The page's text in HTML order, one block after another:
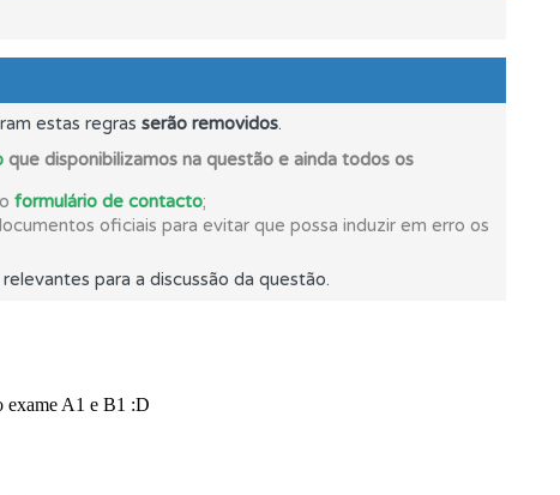
estas regras serão removidos.
que disponibilizamos na questão e ainda todos os
formulário de contacto;
oficiais para evitar que possa induzir em erro os
para a discussão da questão.